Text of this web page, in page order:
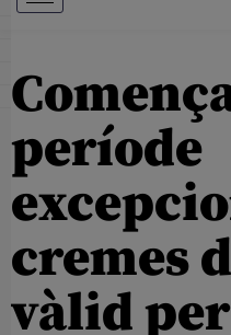
període
cremes
vàlid